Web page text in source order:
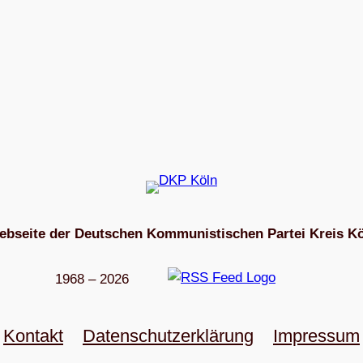
der Deutschen Kommunistischen Partei Kreis
1968 – 2026
Kon­takt Daten­schutz­er­klä­rung Impres­sum